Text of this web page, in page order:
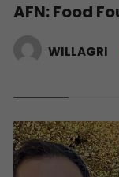
AFN: Food
WILLAGRI